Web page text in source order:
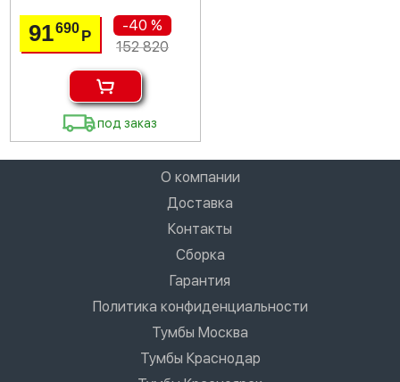
91690Р
-40 %
152 820
под заказ
О компании
Доставка
Контакты
Сборка
Гарантия
Политика конфиденциальности
Тумбы Москва
Тумбы Краснодар